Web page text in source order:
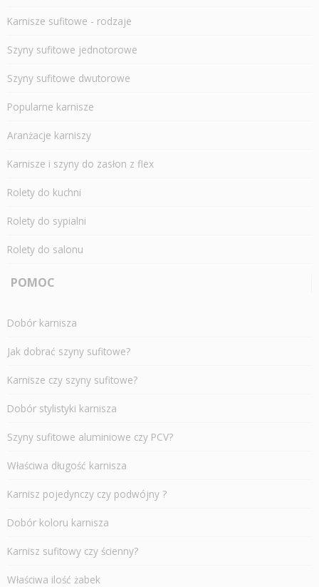
Karnisze sufitowe - rodzaje
Szyny sufitowe jednotorowe
Szyny sufitowe dwutorowe
Popularne karnisze
Aranżacje karniszy
Karnisze i szyny do zasłon z flex
Rolety do kuchni
Rolety do sypialni
Rolety do salonu
POMOC
Dobór karnisza
Jak dobrać szyny sufitowe?
Karnisze czy szyny sufitowe?
Dobór stylistyki karnisza
Szyny sufitowe aluminiowe czy PCV?
Właściwa długość karnisza
Karnisz pojedynczy czy podwójny ?
Dobór koloru karnisza
Karnisz sufitowy czy ścienny?
Właściwa ilość żabek